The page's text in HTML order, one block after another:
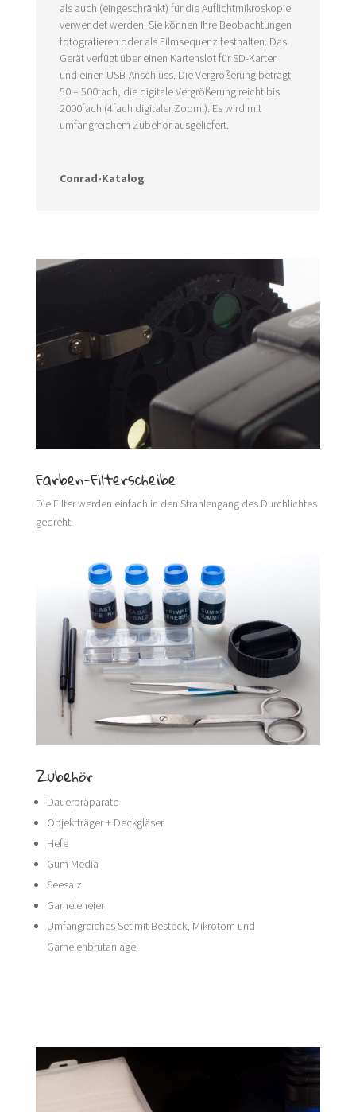
als auch (eingeschränkt) für die Auflichtmikroskopie
verwendet werden. Sie können Ihre Beobachtungen
fotografieren oder als Filmsequenz festhalten. Das
Gerät verfügt über einen Kartenslot für SD-Karten
und einen USB-Anschluss. Die Vergrößerung beträgt
50 – 500fach, die digitale Vergrößerung reicht bis
2000fach (4fach digitaler Zoom!). Es wird mit
umfangreichem Zubehör ausgeliefert.
Conrad-Katalog
Farben-Filterscheibe
Die Filter werden einfach in den Strahlengang des Durchlichtes
gedreht.
Zubehör
Dauerpräparate
Objektträger + Deckgläser
Hefe
Gum Media
Seesalz
Garneleneier
Umfangreiches Set mit Besteck, Mikrotom und
Garnelenbrutanlage.